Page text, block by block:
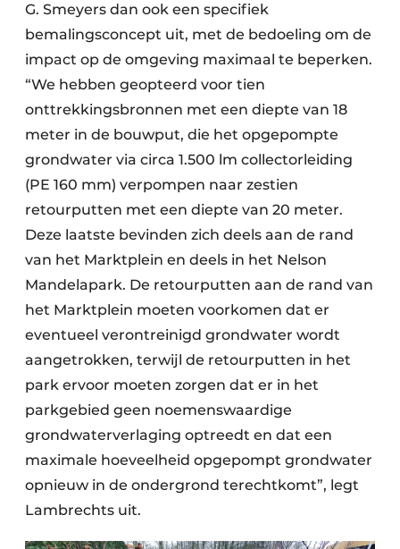
G. Smeyers dan ook een specifiek
bemalingsconcept uit, met de bedoeling om de
impact op de omgeving maximaal te beperken.
“We hebben geopteerd voor tien
onttrekkingsbronnen met een diepte van 18
meter in de bouwput, die het opgepompte
grondwater via circa 1.500 lm collectorleiding
(PE 160 mm) verpompen naar zestien
retourputten met een diepte van 20 meter.
Deze laatste bevinden zich deels aan de rand
van het Marktplein en deels in het Nelson
Mandelapark. De retourputten aan de rand van
het Marktplein moeten voorkomen dat er
eventueel verontreinigd grondwater wordt
aangetrokken, terwijl de retourputten in het
park ervoor moeten zorgen dat er in het
parkgebied geen noemenswaardige
grondwaterverlaging optreedt en dat een
maximale hoeveelheid opgepompt grondwater
opnieuw in de ondergrond terechtkomt”, legt
Lambrechts uit.